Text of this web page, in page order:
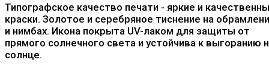
Типографское качество печати - яркие и
краски. Золотое и серебряное тиснение на
и нимбах. Икона покрыта UV-лаком для защиты от
прямого солнечного света и устойчива к выгоранию
солнце.